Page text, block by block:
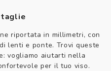
taglie
riportata in millimetri, con
lenti e ponte. Trovi queste
vogliamo aiutarti nella
per il tuo viso.